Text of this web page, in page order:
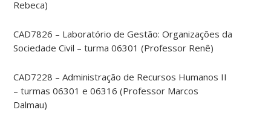
Rebeca)
CAD7826 – Laboratório de Gestão: Organizações da
Sociedade Civil – turma 06301 (Professor Renê)
CAD7228 – Administração de Recursos Humanos II
– turmas 06301 e 06316 (Professor Marcos
Dalmau)